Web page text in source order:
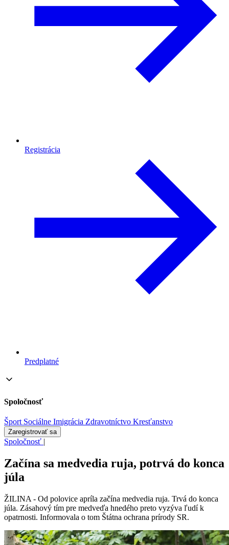
Registrácia
Predplatné
Spoločnosť
Šport Sociálne Imigrácia Zdravotníctvo Kresťanstvo
Zaregistrovať sa
Spoločnosť |
Začína sa medvedia ruja, potrvá do konca
júla
ŽILINA - Od polovice apríla začína medvedia ruja. Trvá do konca
júla. Zásahový tím pre medveďa hnedého preto vyzýva ľudí k
opatrnosti. Informovala o tom Štátna ochrana prírody SR.